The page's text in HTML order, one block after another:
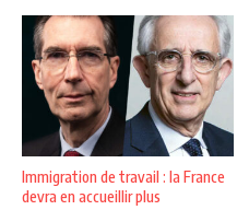
Immigration de travail : la France
devra en accueillir plus